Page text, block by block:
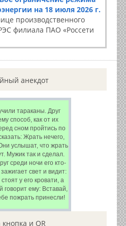
на 18 июля 2026 г.
производственного
филиала ПАО «Россети
анекдот
тараканы. Друг
способ, как от их
сном пройтись по
Жрать нечего,
услышат, что жрать
Мужик так и сделал.
среди ночи его кто-
свет и видит:
у его кровати, а
ему: Вставай,
пожрать принесли!
и QR